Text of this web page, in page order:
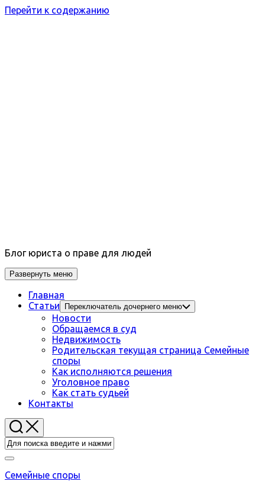
Перейти к содержанию
Блог юриста о праве для людей
Развернуть меню
Главная
Статьи
Переключатель дочернего меню
Новости
Обращаемся в суд
Недвижимость
Родительская текущая страница Семейные
споры
Как исполняются решения
Уголовное право
Как стать судьей
Контакты
Семейные споры